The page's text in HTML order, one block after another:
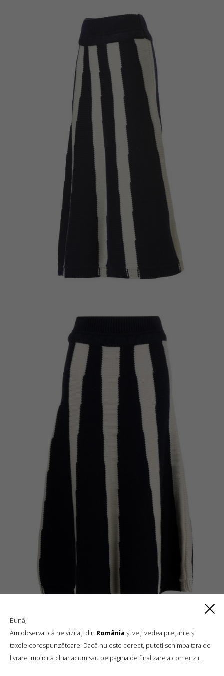
PRODUSE SIMILARE
Bună,
Am observat că ne vizitați din România și veți vedea prețurile și
taxele corespunzătoare. Dacă nu este corect, puteți schimba țara de
livrare implicită chiar acum sau pe pagina de finalizare a comenzii.